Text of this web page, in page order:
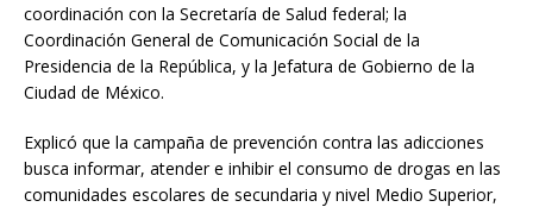
coordinación con la Secretaría de Salud federal; la
Coordinación General de Comunicación Social de la
Presidencia de la República, y la Jefatura de Gobierno de la
Ciudad de México.
Explicó que la campaña de prevención contra las adicciones
busca informar, atender e inhibir el consumo de drogas en las
comunidades escolares de secundaria y nivel Medio Superior,